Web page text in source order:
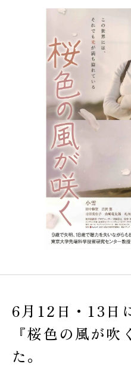
卒業生の皆様
交通案内お問い合わせ 教員
よくある質問みらい募金につ
当サイトについて 個人情報
6月12日・13日
『桜色の風が吹
た。